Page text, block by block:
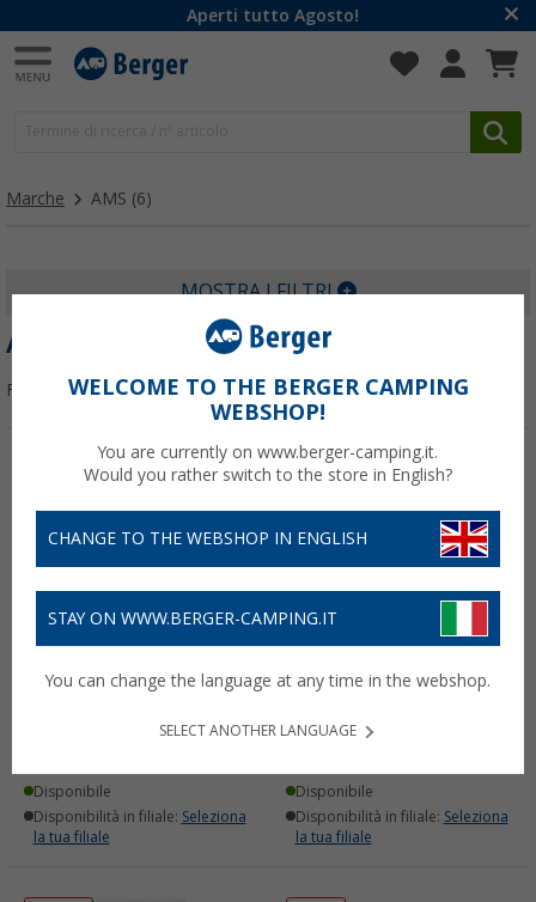
Aperti tutto Agosto!
Marche AMS (6)
MOSTRA I FILTRI
AMS
Filtrare per:
Sifone antiodore AMS
Disponibile
Disponibilità in filiale: Seleziona
la tua filiale
-9%
Rilevatore di gas AMS
Kombialarm Compact
Disponibile
Disponibilità in filiale: Seleziona
la tua filiale
WELCOME TO THE BERGER CAMPING
WEBSHOP!
You are currently on www.berger-camping.it.
Would you rather switch to the store in English?
CHANGE TO THE WEBSHOP IN ENGLISH
STAY ON WWW.BERGER-CAMPING.IT
You can change the language at any time in the webshop.
SELECT ANOTHER LANGUAGE